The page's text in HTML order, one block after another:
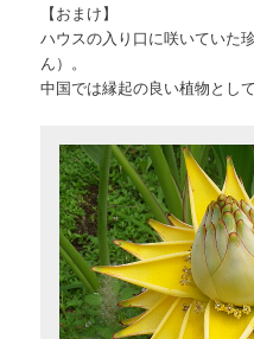
【おまけ】
ハウスの入り口に咲いていた
ん）。
中国では縁起の良い植物とし